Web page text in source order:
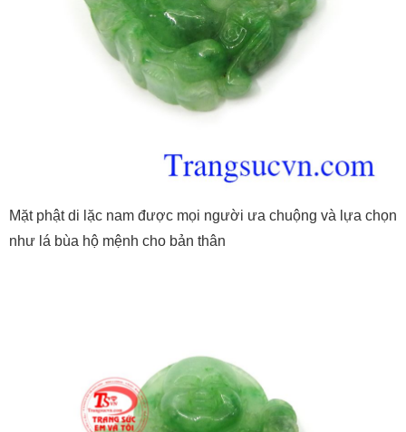
Mặt phật di lặc nam được mọi người ưa chuộng và lựa chọn
như lá bùa hộ mệnh cho bản thân